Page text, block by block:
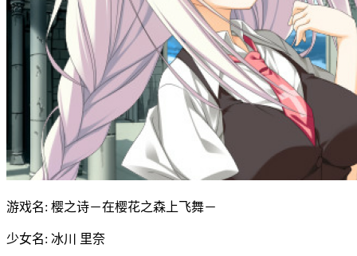
游戏名: 樱之诗－在樱花之森上飞舞－
少女名: 冰川 里奈